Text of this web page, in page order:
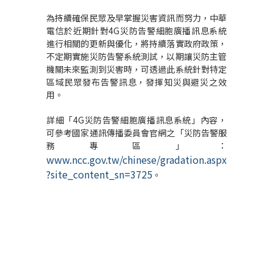
為持續確保民眾及早掌握災害資訊而努力，中華
電信於近期針對4G災防告警細胞廣播訊息系統
進行相關的更新與優化，將持續落實政府政策，
不定期實施災防告警系統測試，以期讓災防主管
機關未來監測到災害時，可透過此系統針對特定
區域民眾發布告警訊息，發揮知災與避災之效
用。
詳細「4G災防告警細胞廣播訊息系統」內容，
可參考國家通訊傳播委員會官網之「災防告警服
務專區」：
www.ncc.gov.tw/chinese/gradation.aspx
?site_content_sn=3725 。